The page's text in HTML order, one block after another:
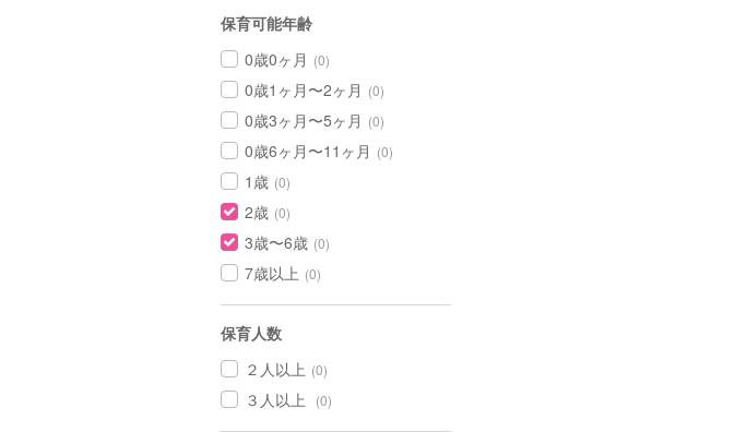
保育可能年齢
0歳0ヶ月 (0)
0歳1ヶ月〜2ヶ月 (0)
0歳3ヶ月〜5ヶ月 (0)
0歳6ヶ月〜11ヶ月 (0)
1歳 (0)
2歳 (0)
3歳〜6歳 (0)
7歳以上 (0)
保育人数
２人以上 (0)
３人以上 (0)